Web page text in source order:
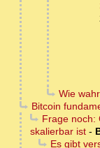
Wie
Bitcoin
Frage noch:
skalierbar ist -
Es gibt